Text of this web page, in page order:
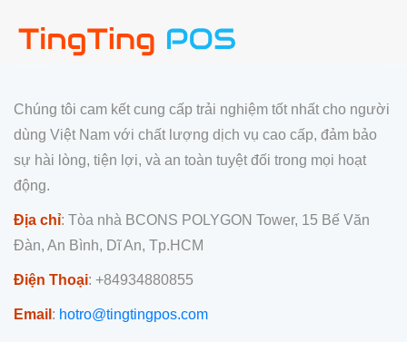
Chúng tôi cam kết cung cấp trải nghiệm tốt nhất cho người
dùng Việt Nam với chất lượng dịch vụ cao cấp, đảm bảo
sự hài lòng, tiện lợi, và an toàn tuyệt đối trong mọi hoạt
động.
Địa chỉ: Tòa nhà BCONS POLYGON Tower, 15 Bế Văn
Đàn, An Bình, Dĩ An, Tp.HCM
Điện Thoại: +84934880855
Email : hotro@tingtingpos.com